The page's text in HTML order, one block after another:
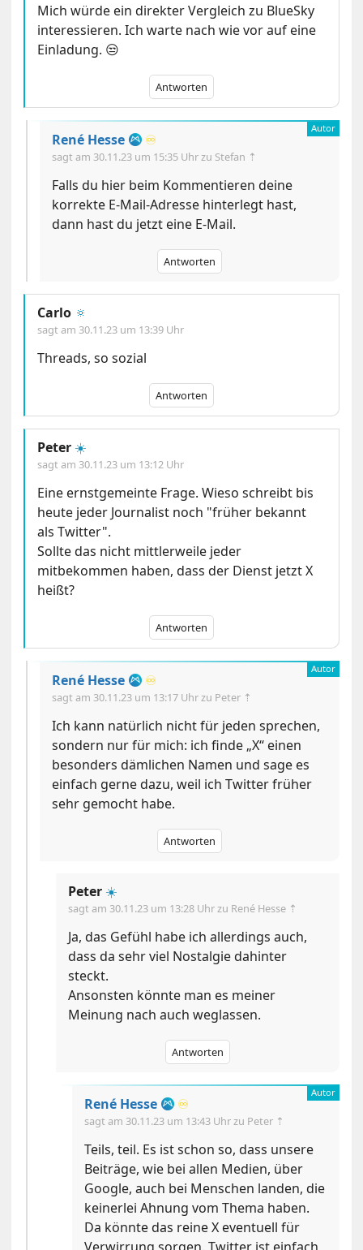
Mich würde ein direkter Vergleich zu BlueSky
interessieren. Ich warte nach wie vor auf eine
Einladung. 😒
Antworten
René Hesse ♾️
sagt am 30.11.23 um 15:35 Uhrzu Stefan ⇡
Falls du hier beim Kommentieren deine
korrekte E-Mail-Adresse hinterlegt hast,
dann hast du jetzt eine E-Mail.
Antworten
Carlo 🔅
sagt am 30.11.23 um 13:39 Uhr
Threads, so sozial
Antworten
Peter ☀️
sagt am 30.11.23 um 13:12 Uhr
Eine ernstgemeinte Frage. Wieso schreibt bis
heute jeder Journalist noch "früher bekannt
als Twitter".
Sollte das nicht mittlerweile jeder
mitbekommen haben, dass der Dienst jetzt X
heißt?
Antworten
René Hesse ♾️
sagt am 30.11.23 um 13:17 Uhrzu Peter ⇡
Ich kann natürlich nicht für jeden sprechen,
sondern nur für mich: ich finde „X“ einen
besonders dämlichen Namen und sage es
einfach gerne dazu, weil ich Twitter früher
sehr gemocht habe.
Antworten
Peter ☀️
sagt am 30.11.23 um 13:28 Uhrzu René Hesse ⇡
Ja, das Gefühl habe ich allerdings auch,
dass da sehr viel Nostalgie dahinter
steckt.
Ansonsten könnte man es meiner
Meinung nach auch weglassen.
Antworten
René Hesse ♾️
sagt am 30.11.23 um 13:43 Uhrzu Peter ⇡
Teils, teil. Es ist schon so, dass unsere
Beiträge, wie bei allen Medien, über
Google, auch bei Menschen landen, die
keinerlei Ahnung vom Thema haben.
Da könnte das reine X eventuell für